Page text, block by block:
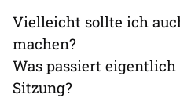
Vielleicht sollte ich
machen?
Was passiert
Sitzung?